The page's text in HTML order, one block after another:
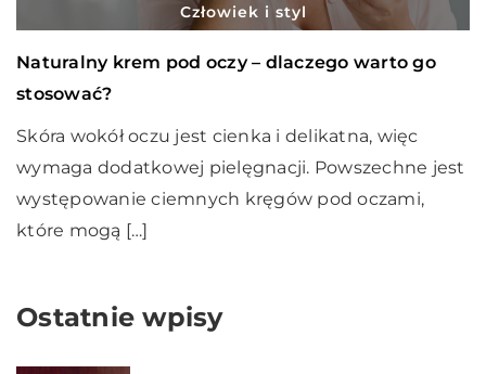
Człowiek i styl
Naturalny krem pod oczy – dlaczego warto go
stosować?
Skóra wokół oczu jest cienka i delikatna, więc
wymaga dodatkowej pielęgnacji. Powszechne jest
występowanie ciemnych kręgów pod oczami,
które mogą […]
Ostatnie wpisy